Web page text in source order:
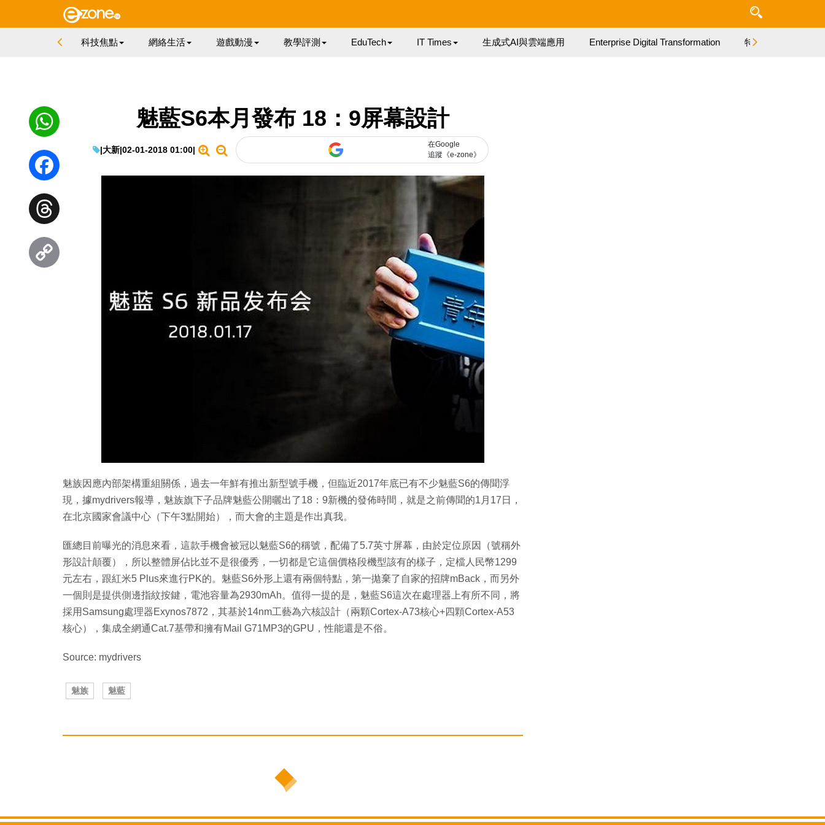
科技焦點 網絡生活 遊戲動漫 教學評測 EduTech IT Times 生成式AI與雲端應用 Enterprise Digital Transformation 特集
魅藍S6本月發布 18：9屏幕設計
|大新|02-01-2018 01:00|
在Google
追蹤《e-zone》
魅族因應內部架構重組關係，過去一年鮮有推出新型號手機，但臨近2017年底已有不少魅藍S6的傳聞浮
現，據mydrivers報導，魅族旗下子品牌魅藍公開曬出了18：9新機的發佈時間，就是之前傳聞的1月17日，
在北京國家會議中心（下午3點開始），而大會的主題是作出真我。
匯總目前曝光的消息來看，這款手機會被冠以魅藍S6的稱號，配備了5.7英寸屏幕，由於定位原因（號稱外
形設計顛覆），所以整體屏佔比並不是很優秀，一切都是它這個價格段機型該有的樣子，定檔人民幣1299
元左右，跟紅米5 Plus來進行PK的。魅藍S6外形上還有兩個特點，第一拋棄了自家的招牌mBack，而另外
一個則是提供側邊指紋按鍵，電池容量為2930mAh。值得一提的是，魅藍S6這次在處理器上有所不同，將
採用Samsung處理器Exynos7872，其基於14nm工藝為六核設計（兩顆Cortex-A73核心+四顆Cortex-A53
核心），集成全網通Cat.7基帶和擁有Mail G71MP3的GPU，性能還是不俗。
Source: mydrivers
魅族 魅藍
WhatsApp
Facebook
Threads